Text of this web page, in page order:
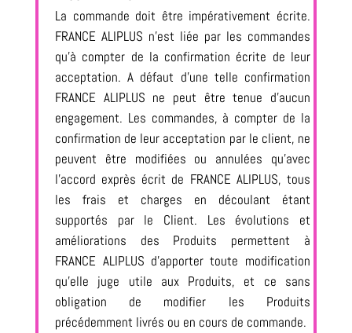
La commande doit être impérativement écrite.
FRANCE ALIPLUS n’est liée par les commandes
qu’à compter de la confirmation écrite de leur
acceptation. A défaut d’une telle confirmation
FRANCE ALIPLUS ne peut être tenue d’aucun
engagement. Les commandes, à compter de la
confirmation de leur acceptation par le client, ne
peuvent être modifiées ou annulées qu’avec
l’accord exprès écrit de FRANCE ALIPLUS, tous
les frais et charges en découlant étant
supportés par le Client. Les évolutions et
améliorations des Produits permettent à
FRANCE ALIPLUS d’apporter toute modification
qu’elle juge utile aux Produits, et ce sans
obligation de modifier les Produits
précédemment livrés ou en cours de commande.